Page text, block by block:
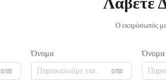
Λάβετε
Ο εκπρόσωπός
0/100
Όνομα
0/100
Όνομα